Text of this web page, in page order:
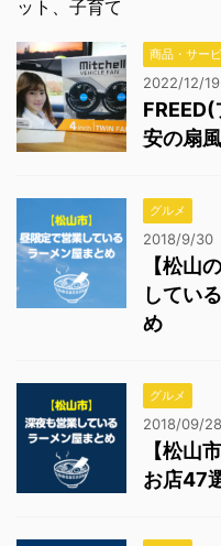
ット、子育て
商品・サー
2022/12/19
安の扇
グルメ
2018/9/30
【松山
してい
め
グルメ
2018/09/28
【松山
お店47